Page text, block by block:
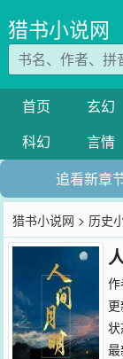
猎书小说网
首页 玄幻
科幻
言情
追看新章
猎书小说网 > 历史
作
最